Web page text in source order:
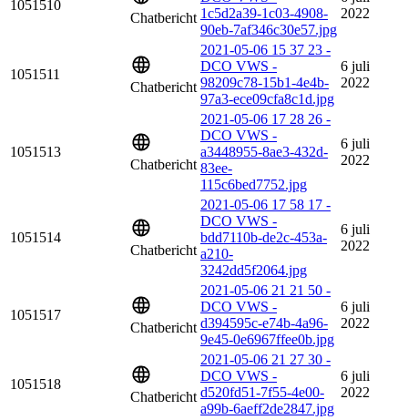
1051510
Chatbericht 1c5d2a39-1c03-4908-
90eb-7af346c30e57.jpg
2022
1051511
Chatbericht
2021-05-06 15 37 23 -
DCO VWS -
98209c78-15b1-4e4b-
97a3-ece09cfa8c1d.jpg
6 juli
2022
1051513
Chatbericht
2021-05-06 17 28 26 -
DCO VWS -
a3448955-8ae3-432d-
83ee-
115c6bed7752.jpg
6 juli
2022
1051514
Chatbericht
2021-05-06 17 58 17 -
DCO VWS -
bdd7110b-de2c-453a-
a210-
3242dd5f2064.jpg
6 juli
2022
1051517
Chatbericht
2021-05-06 21 21 50 -
DCO VWS -
d394595c-e74b-4a96-
9e45-0e6967ffee0b.jpg
6 juli
2022
1051518
Chatbericht
2021-05-06 21 27 30 -
DCO VWS -
d520fd51-7f55-4e00-
a99b-6aeff2de2847.jpg
6 juli
2022